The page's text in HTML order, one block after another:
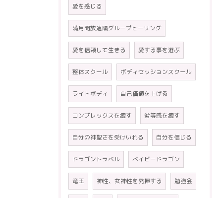
愛を感じる
満月開放遠隔グループヒーリング
愛を信頼して生きる 愛する事を選ぶ
整体スクール ボディセッションスクール
ライトボディ 自己価値を上げる
コンプレックスを癒す 劣等感を癒す
自分の神聖さを受けいれる 自分を信じる
ドラゴントラベル ベイビードラゴン
竜王 神性、女神性を発揮する 勉強会